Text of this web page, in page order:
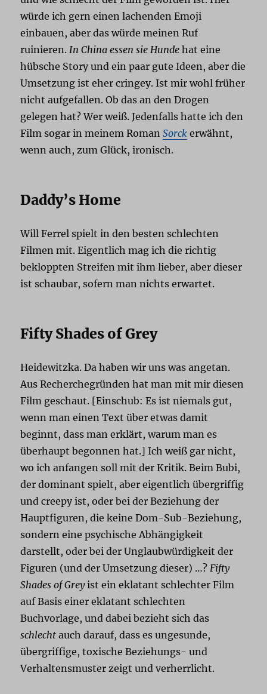
würde ich gern einen lachenden Emoji
einbauen, aber das würde meinen Ruf
ruinieren. In China essen sie Hunde hat eine
hübsche Story und ein paar gute Ideen, aber die
Umsetzung ist eher cringey. Ist mir wohl früher
nicht aufgefallen. Ob das an den Drogen
gelegen hat? Wer weiß. Jedenfalls hatte ich den
Film sogar in meinem RomanSorck erwähnt,
wenn auch, zum Glück, ironisch.
Daddy’s Home
Will Ferrel spielt in den besten schlechten
Filmen mit. Eigentlich mag ich die richtig
bekloppten Streifen mit ihm lieber, aber dieser
ist schaubar, sofern man nichts erwartet.
Fifty Shades of Grey
Heidewitzka. Da haben wir uns was angetan.
Aus Recherchegründen hat man mit mir diesen
Film geschaut. [Einschub: Es ist niemals gut,
wenn man einen Text über etwas damit
beginnt, dass man erklärt, warum man es
überhaupt begonnen hat.] Ich weiß gar nicht,
wo ich anfangen soll mit der Kritik. Beim Bubi,
der dominant spielt, aber eigentlich übergriffig
und creepy ist, oder bei der Beziehung der
Hauptfiguren, die keine Dom-Sub-Beziehung,
sondern eine psychische Abhängigkeit
darstellt, oder bei der Unglaubwürdigkeit der
Figuren (und der Umsetzung dieser) …? Fifty
Shades of Greyist ein eklatant schlechter Film
auf Basis einer eklatant schlechten
Buchvorlage, und dabei bezieht sich das
schlecht auch darauf, dass es ungesunde,
übergriffige, toxische Beziehungs- und
Verhaltensmuster zeigt und verherrlicht.